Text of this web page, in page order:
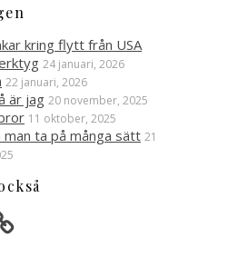
kring flytt från USA
24 januari, 2026
22 januari, 2026
är jag 20 november, 2025
11 oktober, 2025
man ta på många sätt 21